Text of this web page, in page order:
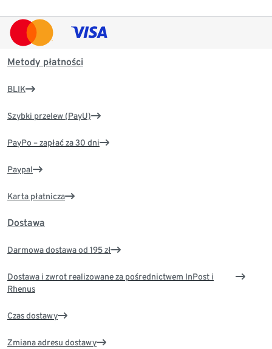
Metody płatności
BLIK
Szybki przelew (PayU)
PayPo – zapłać za 30 dni
Paypal
Karta płatnicza
Dostawa
Darmowa dostawa od 195 zł
Dostawa i zwrot realizowane za pośrednictwem InPost i
Rhenus
Czas dostawy
Zmiana adresu dostawy